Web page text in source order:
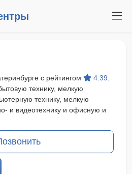
с рейтингом 4.39
технику, мелкую
технику, мелкую
и видеотехнику и офисную и